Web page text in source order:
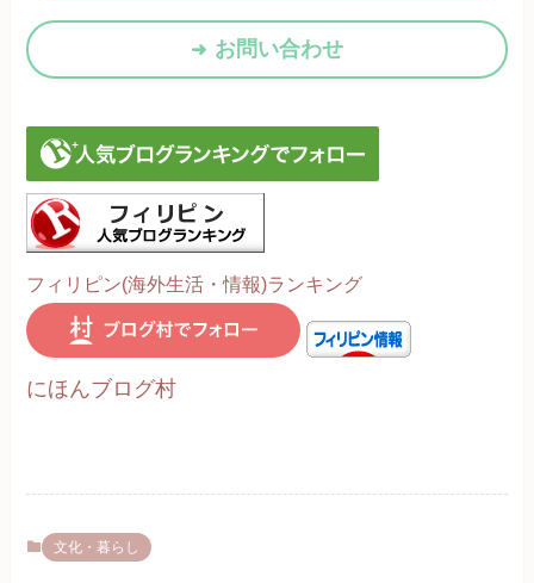
お問い合わせ
フィリピン(海外生活・情報)ランキング
にほんブログ村
文化・暮らし